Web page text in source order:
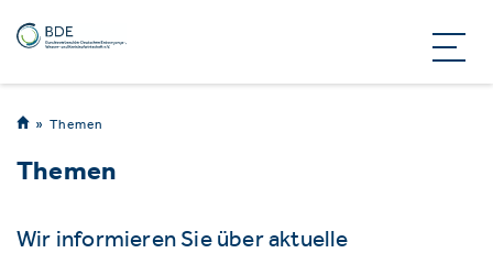
Themen
Themen
Wir informieren Sie über aktuelle